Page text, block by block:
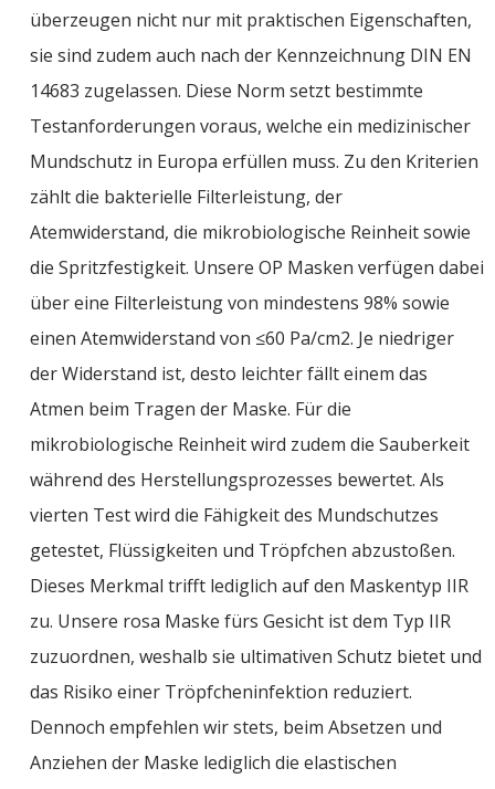
überzeugen nicht nur mit praktischen Eigenschaften,
sie sind zudem auch nach der Kennzeichnung DIN EN
14683 zugelassen. Diese Norm setzt bestimmte
Testanforderungen voraus, welche ein medizinischer
Mundschutz in Europa erfüllen muss. Zu den Kriterien
zählt die bakterielle Filterleistung, der
Atemwiderstand, die mikrobiologische Reinheit sowie
die Spritzfestigkeit. Unsere OP Masken verfügen dabei
über eine Filterleistung von mindestens 98% sowie
einen Atemwiderstand von ≤60 Pa/cm2. Je niedriger
der Widerstand ist, desto leichter fällt einem das
Atmen beim Tragen der Maske. Für die
mikrobiologische Reinheit wird zudem die Sauberkeit
während des Herstellungsprozesses bewertet. Als
vierten Test wird die Fähigkeit des Mundschutzes
getestet, Flüssigkeiten und Tröpfchen abzustoßen.
Dieses Merkmal trifft lediglich auf den Maskentyp IIR
zu. Unsere rosa Maske fürs Gesicht ist dem Typ IIR
zuzuordnen, weshalb sie ultimativen Schutz bietet und
das Risiko einer Tröpfcheninfektion reduziert.
Dennoch empfehlen wir stets, beim Absetzen und
Anziehen der Maske lediglich die elastischen